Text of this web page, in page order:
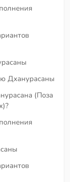
Дханурасаны
(Поза